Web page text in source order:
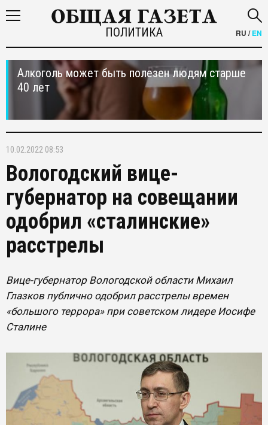
ПОЛИТИКА RU /EN
Алкоголь может быть полезен людям старше
40 лет
10.02.2022 08:53
Вологодский вице-
губернатор на совещании
одобрил «сталинские»
расстрелы
Вице-губернатор Вологодской области Михаил
Глазков публично одобрил расстрелы времен
«большого террора» при советском лидере Иосифе
Сталине